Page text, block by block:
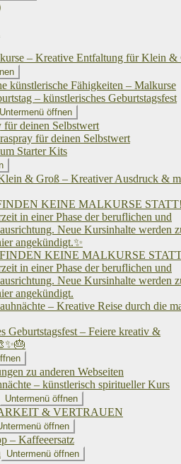
– Kreative Entfaltung für Klein &
künstlerische Fähigkeiten – Malkurse
– künstlerisches Geburtstagsfest
Untermenü öffnen
für deinen Selbstwert
für deinen Selbstwert
Starter Kits
& Groß – Kreativer Ausdruck &
KEINE MALKURSE
in einer Phase der beruflichen und
Neue Kursinhalte werden
angekündigt.✨
KEINE MALKURSE
in einer Phase der beruflichen und
Neue Kursinhalte werden
angekündigt.
– Kreative Reise durch die
Geburtstagsfest – Feiere kreativ &
zu anderen Webseiten
– künstlerisch spiritueller Kurs
Untermenü öffnen
& VERTRAUEN
öffnen
– Kaffeeersatz
Untermenü öffnen